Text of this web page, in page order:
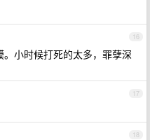
16
小时候打死的太多，罪孽深
17
18